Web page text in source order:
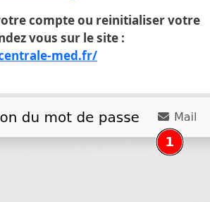
compte ou reinitialiser votre
vous sur le site :
med.fr/